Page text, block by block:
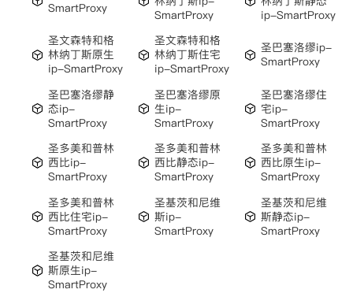
SmartProxy
SmartProxy
ip-SmartProxy
圣文森特和格
林纳丁斯原生
ip-SmartProxy
圣文森特和格
林纳丁斯住宅
ip-SmartProxy
圣巴塞洛缪ip-
SmartProxy
圣巴塞洛缪静
态ip-
SmartProxy
圣巴塞洛缪原
生ip-
SmartProxy
圣巴塞洛缪住
宅ip-
SmartProxy
圣多美和普林
西比ip-
SmartProxy
圣多美和普林
西比静态ip-
SmartProxy
圣多美和普林
西比原生ip-
SmartProxy
圣多美和普林
西比住宅ip-
SmartProxy
圣基茨和尼维
斯ip-
SmartProxy
圣基茨和尼维
斯静态ip-
SmartProxy
圣基茨和尼维
斯原生ip-
SmartProxy